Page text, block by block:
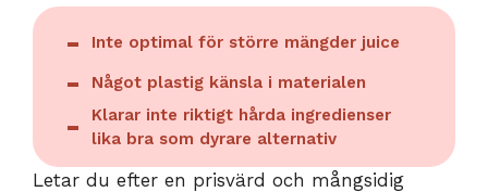
Inte optimal för större mängder juice
Något plastig känsla i materialen
Klarar inte riktigt hårda ingredienser
lika bra som dyrare alternativ
Letar du efter en prisvärd och mångsidig